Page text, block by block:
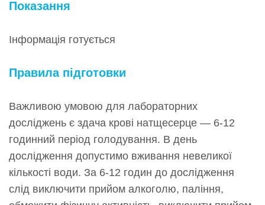
Показання
Інформація готується
Правила підготовки
Важливою умовою для лабораторних
досліджень є здача крові натщесерце — 6-12
годинний період голодування. В день
дослідження допустимо вживання невеликої
кількості води. За 6-12 годин до дослідження
слід виключити прийом алкоголю, паління,